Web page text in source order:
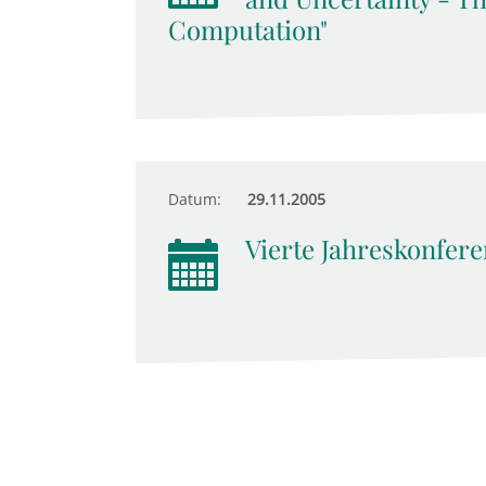
Computation"
Datum: 29.11.2005
Vierte